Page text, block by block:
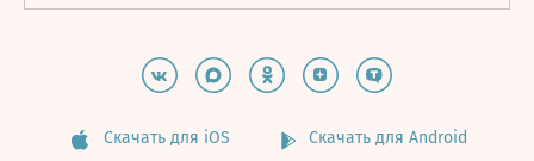
Скачать для iOS Скачать для Android